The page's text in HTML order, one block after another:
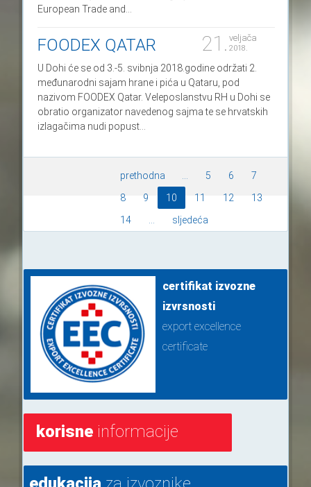
European Trade and...
21. veljača
2018.
FOODEX QATAR
U Dohi će se od 3.-5. svibnja 2018.godine održati 2.
međunarodni sajam hrane i pića u Qataru, pod
nazivom FOODEX Qatar. Veleposlanstvu RH u Dohi se
obratio organizator navedenog sajma te se hrvatskih
izlagačima nudi popust...
prethodna 5 6
7
8
9 10 11 12
13
14
sljedeća
certifikat izvozne
izvrsnosti
export excellence
certificate
korisneinformacije